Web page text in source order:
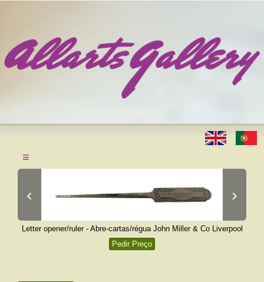
≡
‹ ›
Letter opener/ruler - Abre-cartas/régua John Miller & Co Liverpool
Pedir Preço